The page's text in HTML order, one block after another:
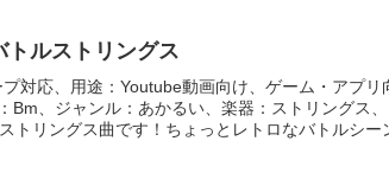
トルストリングス
対応、用途：Youtube動画向け、ゲーム・アプ
Bm、ジャンル：あかるい、楽器：ストリングス
トリングス曲です！ちょっとレトロなバトルシ